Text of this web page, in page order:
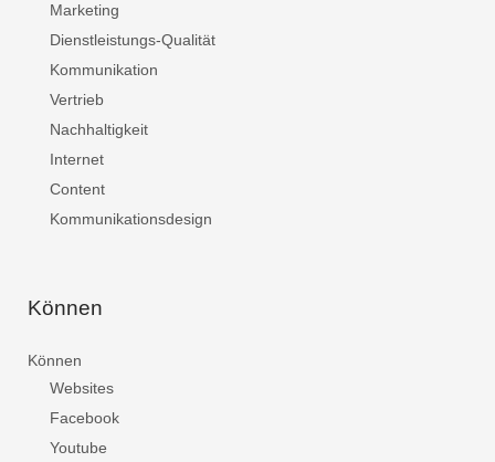
Marketing
Dienstleistungs-Qualität
Kommunikation
Vertrieb
Nachhaltigkeit
Internet
Content
Kommunikationsdesign
Können
Können
Websites
Facebook
Youtube